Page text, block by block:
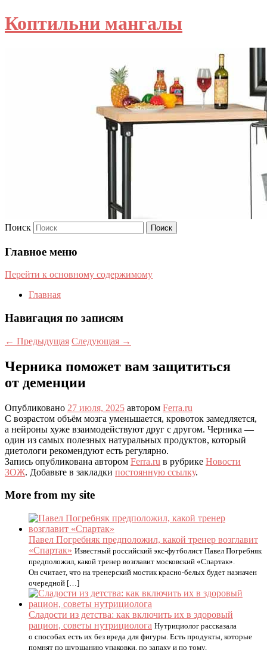
Коптильни мангалы
Поиск
Главное меню
Перейти к основному содержимому
Главная
Навигация по записям
← Предыдущая Следующая →
Черника поможет вам защититься
от деменции
Опубликовано 27 июля, 2025 автором Ferra.ru
С возрастом объём мозга уменьшается, кровоток замедляется,
а нейроны хуже взаимодействуют друг с другом. Черника —
один из самых полезных натуральных продуктов, который
диетологи рекомендуют есть регулярно.
Запись опубликована автором Ferra.ru в рубрике Новости
ЗОЖ. Добавьте в закладки постоянную ссылку.
More from my site
Павел Погребняк предположил, какой тренер возглавит
«Спартак» Известный российский экс-футболист Павел Погребняк
предположил, какой тренер возглавит московский «Спартак».
Он считает, что на тренерский мостик красно-белых будет назначен
очередной […]
Cладости из детства: как включить их в здоровый
рацион, советы нутрициолога Нутрициолог рассказала
о способах есть их без вреда для фигуры. Есть продукты, которые
помнят по шуршанию упаковки, по запаху и по тому,